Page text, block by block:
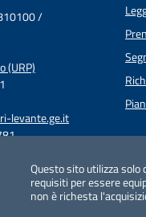
Questo sito utilizza
requisiti per essere
non è richesta
/
(URP)
levante.ge.it